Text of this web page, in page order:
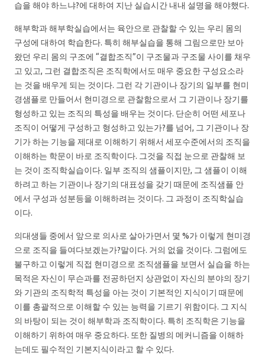
습을 해야 하느냐?에 대하여 지난 실습시간 내내 설명을 해야했다.
해부학과 해부학실습에서는 육안으로 관찰할 수 있는 우리 몸의
구성에 대하여 학습한다. 특히 해부실습을 통해 그림으로만 보아
왔던 우리 몸의 구조에 “결합조직”이 구조물과 구조물 사이를 채우
고 있고, 그런 결합조직은 조직학에서도 매우 중요한 구성요소라
는 것을 배우게 되는 것이다. 그런 각 기관이나 장기의 일부를 현미
경샘플로 만들어서 현미경으로 관찰함으로서 그 기관이나 장기를
형성하고 있는 조직의 특성을 배우는 것이다. 단순히 어떤 세포나
조직이 어떻게 구성하고 형성하고 있는가?를 넘어, 그 기관이나 장
기가 하는 기능을 제대로 이해하기 위해서 세포수준에서의 조직을
이해하는 학문이 바로 조직학이다. 그것을 직접 눈으로 관찰해 보
는 것이 조직학실습이다. 일부 조직의 샘플이지만, 그 샘플이 이해
하려고 하는 기관이나 장기의 대표성을 갖기 때문에 조직샘플 안
에서 구성과 성분등을 이해하려는 것이다. 그 과정이 조직학실습
이다.
의대생들 중에서 앞으로 의사로 살아가면서 몇 %가 이렇게 현미경
으로 조직을 들여다보겠는가?말이다. 거의 없을 것이다. 그럼에도
불구하고 이렇게 직접 현미경으로 조직샘플을 보면서 실습을 하는
목적은 자신이 무슨과를 전공하던지 상관없이 자신의 분야의 장기
와 기관의 조직학적 특성을 아는 것이 기본적인 지식이기 때문에
이를 총괄적으로 이해할 수 있는 능력을 기르기 위함이다. 그 지식
의 바탕이 되는 것이 해부학과 조직학이다. 특히 조직학은 기능을
이해하기 위하여 매우 중요하다. 또한 질병의 메커니즘을 이해하
는데도 필수적인 기본지식이라고 할 수 있다.